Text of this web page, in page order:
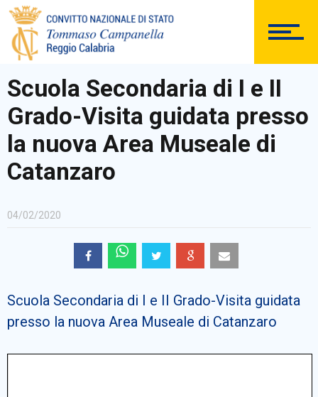
DOCUMENTAZIONE
PERSONALE
Scuola Secondaria di I e II
Grado-Visita guidata presso
la nuova Area Museale di
Catanzaro
04/02/2020
Scuola Secondaria di I e II Grado-Visita guidata
presso la nuova Area Museale di Catanzaro